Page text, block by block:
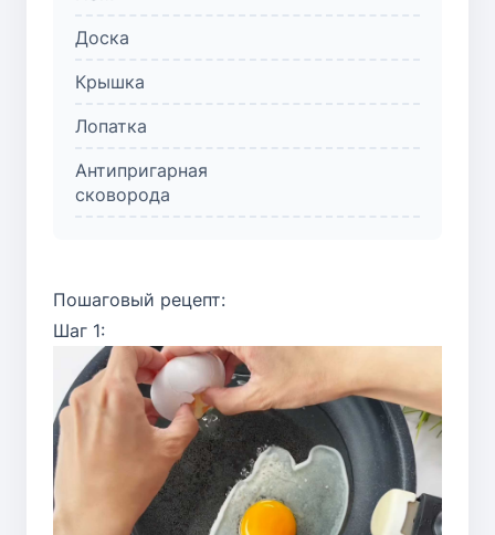
Доска
Крышка
Лопатка
Антипригарная
сковорода
Пошаговый рецепт:
Шаг 1: